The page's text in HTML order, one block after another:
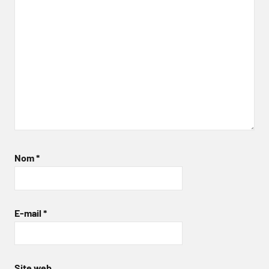
Nom*
E-mail *